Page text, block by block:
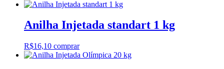
Anilha Injetada standart 1 kg
R$16,10 comprar